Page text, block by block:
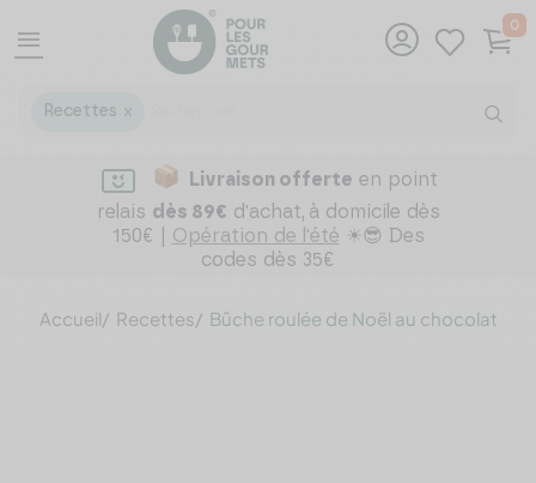
menu
Recettes X
0
Livraison offerte en point
relais dès 89€ d'achat, à domicile dès
150€ | Opération de l'été ☀😎 Des
codes dès 35€
Accueil Recettes Bûche roulée de Noël au chocolat